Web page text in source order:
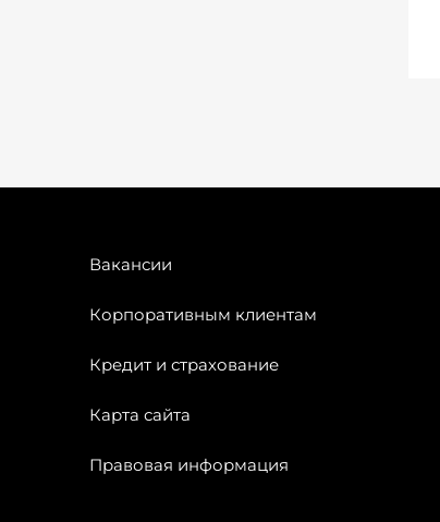
Вакансии
Корпоративным клиентам
Кредит и страхование
Карта сайта
Правовая информация